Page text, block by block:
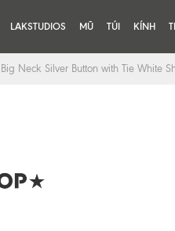
LAKSTUDIOS MŨ TÚI KÍNH
Neck Silver Button with Tie White